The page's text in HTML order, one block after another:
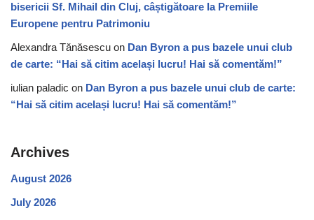
bisericii Sf. Mihail din Cluj, câștigătoare la Premiile
Europene pentru Patrimoniu
Alexandra Tănăsescu on Dan Byron a pus bazele unui club
de carte: “Hai să citim același lucru! Hai să comentăm!”
iulian paladic on Dan Byron a pus bazele unui club de carte:
“Hai să citim același lucru! Hai să comentăm!”
Archives
August 2026
July 2026